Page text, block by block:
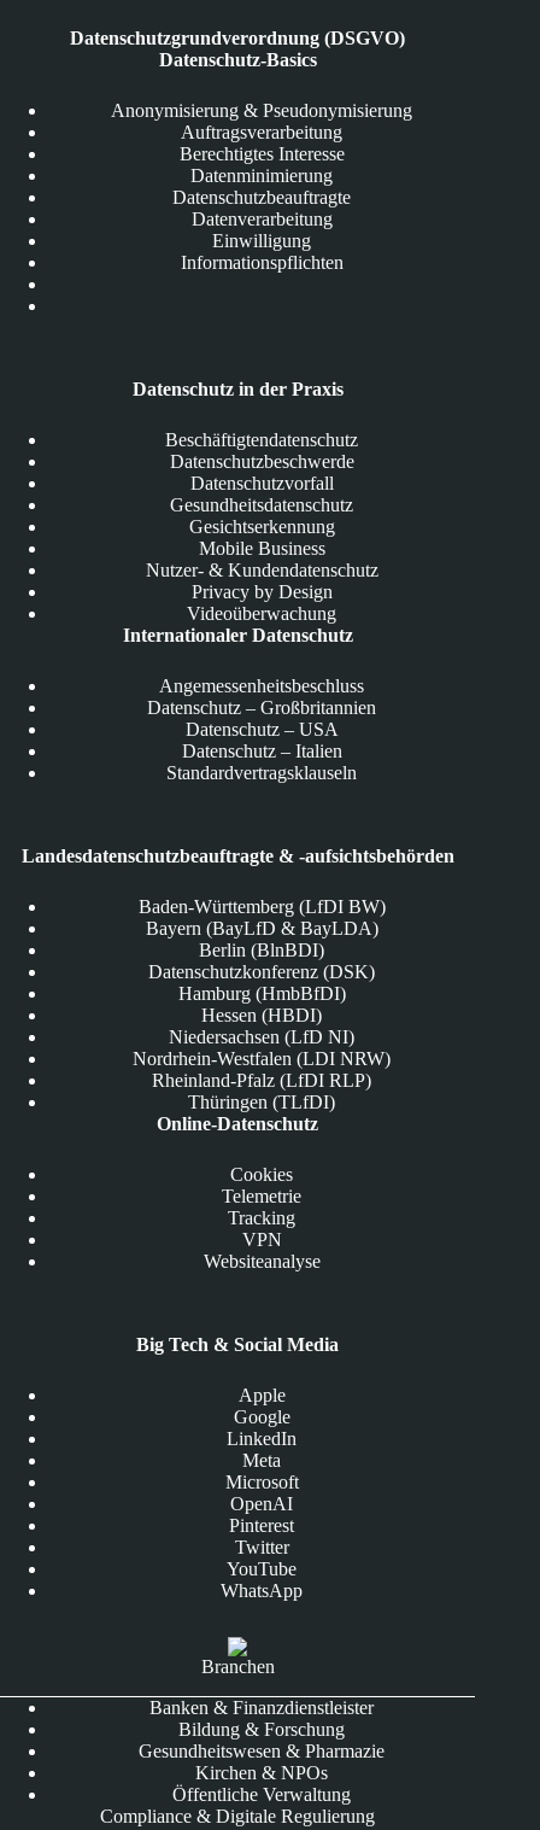
Datenschutzgrundverordnung (DSGVO)
Datenschutz-Basics
Anonymisierung & Pseudonymisierung
Auftragsverarbeitung
Berechtigtes Interesse
Datenminimierung
Datenschutzbeauftragte
Datenverarbeitung
Einwilligung
Informationspflichten
Datenschutz in der Praxis
Beschäftigtendatenschutz
Datenschutzbeschwerde
Datenschutzvorfall
Gesundheitsdatenschutz
Gesichtserkennung
Mobile Business
Nutzer- & Kundendatenschutz
Privacy by Design
Videoüberwachung
Internationaler Datenschutz
Angemessenheitsbeschluss
Datenschutz – Großbritannien
Datenschutz – USA
Datenschutz – Italien
Standardvertragsklauseln
Landesdatenschutzbeauftragte & -aufsichtsbehörden
Baden-Württemberg (LfDI BW)
Bayern (BayLfD & BayLDA)
Berlin (BlnBDI)
Datenschutzkonferenz (DSK)
Hamburg (HmbBfDI)
Hessen (HBDI)
Niedersachsen (LfD NI)
Nordrhein-Westfalen (LDI NRW)
Rheinland-Pfalz (LfDI RLP)
Thüringen (TLfDI)
Online-Datenschutz
Cookies
Telemetrie
Tracking
VPN
Websiteanalyse
Big Tech & Social Media
Apple
Google
LinkedIn
Meta
Microsoft
OpenAI
Pinterest
Twitter
YouTube
WhatsApp
Branchen
Banken & Finanzdienstleister
Bildung & Forschung
Gesundheitswesen & Pharmazie
Kirchen & NPOs
Öffentliche Verwaltung
Compliance & Digitale Regulierung